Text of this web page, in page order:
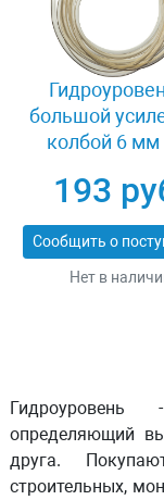
большой
колбой 6 мм
06-05
193
Нет в
определяющий
друга.
строительных,